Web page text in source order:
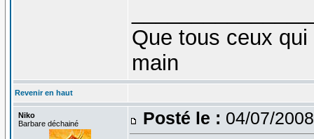
Que tous ceux
main
Revenir en haut
Niko
Barbare déchainé
Posté le : 04/07/